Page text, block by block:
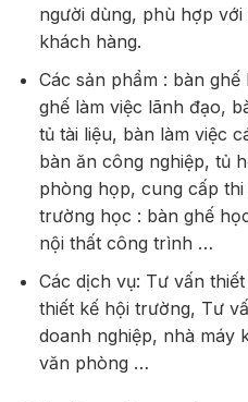
người dùng, phù hợp
khách hàng.
Các sản phẩm : bàn
ghế làm việc lãnh đạo,
tủ tài liệu, bàn làm việc
bàn ăn công nghiệp, tủ
phòng họp, cung cấp
trường học : bàn ghế
nội thất công trình …
Các dịch vụ: Tư vấn
thiết kế hội trường, Tư
doanh nghiệp, nhà máy
văn phòng …